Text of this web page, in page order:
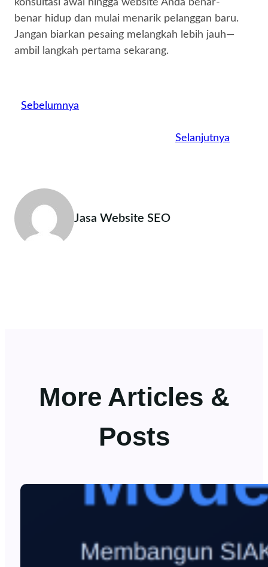
konsultasi awal hingga website Anda benar-
benar hidup dan mulai menarik pelanggan baru.
Jangan biarkan pesaing melangkah lebih jauh—
ambil langkah pertama sekarang.
Sebelumnya
Selanjutnya
Jasa Website SEO
More Articles &
Posts